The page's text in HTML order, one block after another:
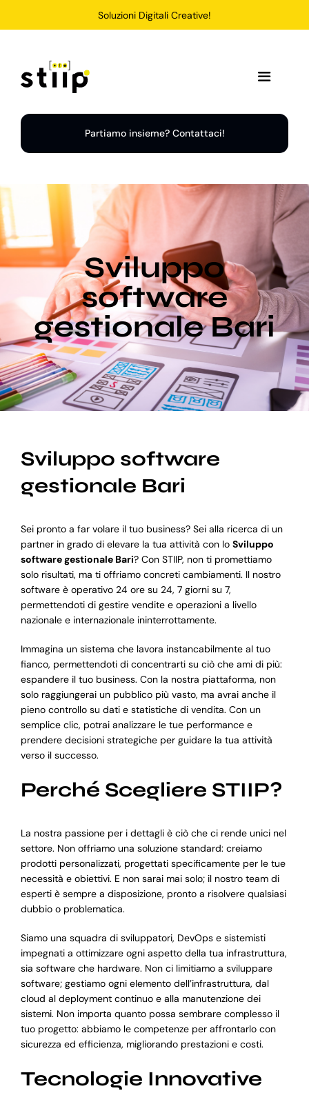
Soluzioni Digitali Creative!
Toggle
Home
Soluzioni
Chi Siamo
Portfolio
Blog
Supporto
Partiamo insieme? Contattaci!
Sviluppo
software
gestionale Bari
Sviluppo software
gestionale Bari
Sei pronto a far volare il tuo business? Sei alla ricerca di un
partner in grado di elevare la tua attività con lo Sviluppo
software gestionale Bari? Con STIIP, non ti promettiamo
solo risultati, ma ti offriamo concreti cambiamenti. Il nostro
software è operativo 24 ore su 24, 7 giorni su 7,
permettendoti di gestire vendite e operazioni a livello
nazionale e internazionale ininterrottamente.
Immagina un sistema che lavora instancabilmente al tuo
fianco, permettendoti di concentrarti su ciò che ami di più:
espandere il tuo business. Con la nostra piattaforma, non
solo raggiungerai un pubblico più vasto, ma avrai anche il
pieno controllo su dati e statistiche di vendita. Con un
semplice clic, potrai analizzare le tue performance e
prendere decisioni strategiche per guidare la tua attività
verso il successo.
Perché Scegliere STIIP?
La nostra passione per i dettagli è ciò che ci rende unici nel
settore. Non offriamo una soluzione standard: creiamo
prodotti personalizzati, progettati specificamente per le tue
necessità e obiettivi. E non sarai mai solo; il nostro team di
esperti è sempre a disposizione, pronto a risolvere qualsiasi
dubbio o problematica.
Siamo una squadra di sviluppatori, DevOps e sistemisti
impegnati a ottimizzare ogni aspetto della tua infrastruttura,
sia software che hardware. Non ci limitiamo a sviluppare
software; gestiamo ogni elemento dell’infrastruttura, dal
cloud al deployment continuo e alla manutenzione dei
sistemi. Non importa quanto possa sembrare complesso il
tuo progetto: abbiamo le competenze per affrontarlo con
sicurezza ed efficienza, migliorando prestazioni e costi.
Tecnologie Innovative